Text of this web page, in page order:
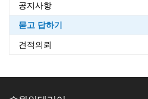
공지사항
묻고 답하기
견적의뢰